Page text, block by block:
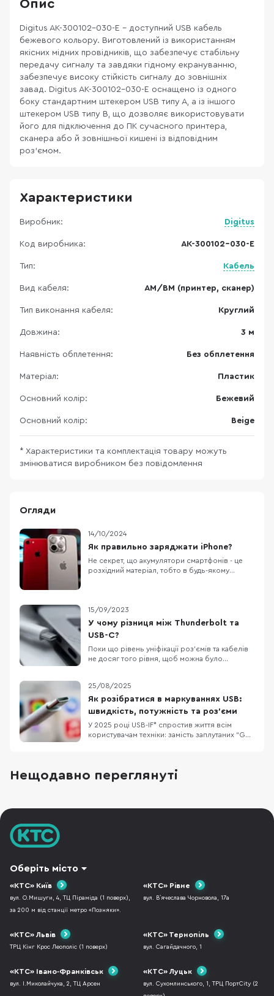
Опис
Digitus AK-300102-030-E - доступний USB кабель
бежевого кольору. Виготовлений із використанням
якісних мідних провідників, що забезпечує стабільну
передачу сигналу та завдяки гідному екрануванню,
забезпечує високу стійкість сигналу до зовнішніх
завад. Digitus AK-300102-030-E оснащено із одного
боку стандартним штекером USB типу А, а із іншого
штекером USB типу В, що дозволяє використовувати
його для підключення до ПК сучасного принтера,
сканера або й зовнішньої кишені із відповідним
роз'ємом.
Характеристики
Виробник: Digitus
Код виробника: AK-300102-030-E
Тип: Кабель
Вид кабеля: AM/BM (принтер, сканер)
Тип виконання кабеля: Круглий
Довжина: 3 м
Наявність обплетення: Без обплетення
Матеріал: Пластик
Основний колір: Бежевий
Основний колір: Beige
* Характеристики та комплектація товару можуть
змінюватися виробником без повідомлення
Огляди
14/10/2024
Як правильно заряджати iPhone?
Не секрет, що акумулятори смартфонів - це
розхідний матеріал, тобто в будь-якому
здоров'я можна відстежувати
безпосередньо у налаштуваннях без
встановлення сторонніх застосунків
15/09/2023
У чому різниця між Thunderbolt та
USB-C?
Поки що рівень уніфікації роз’ємів та кабелів
не досяг того рівня, щоб можна було
презентація Apple зайвий раз це доводить. В
цьому матеріалі ми поговоримо про
Thunderbolt та USB-C. Хоча вони виглядають
однаково все ж іс
25/08/2025
Як розібратися в маркуваннях USB:
швидкість, потужність та роз’єми
У 2025 році USB-IF* спростив життя всім
користувачам техніки: замість заплутаних “Gen
Це особливо корисно для ноутбуків, де
портів USB-C кілька і всі “на вигляд однакові”.
Нещодавно переглянуті
Оберіть місто
«КТС» Київ
вул. О.Мишуги, 4, ТЦ Піраміда (1 поверх),
за 200 м від станції метро «Позняки».
«КТС» Рівне
вул. В`ячеслава Чорновола, 17а
«КТС» Львів
ТРЦ Кінг Крос Леополіс (1 поверх)
«КТС» Тернопіль
вул. Сагайдачного, 1
«КТС» Івано-Франківськ
вул. І.Миколайчука, 2, ТЦ Арсен
«КТС» Луцьк
вул. Сухомлинського, 1, ТРЦ ПортCity (2